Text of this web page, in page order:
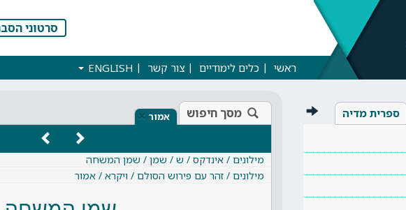
סרטוני
ראשי כלים לימודיים צור קשר ENGLISH
ספרית מדיה מסך חיפוש אמור ×
מילונים / אינדקס / ש / שמן / שמן המשחה
מילונים / זהר עם פירוש הסולם / ויקרא / אמור